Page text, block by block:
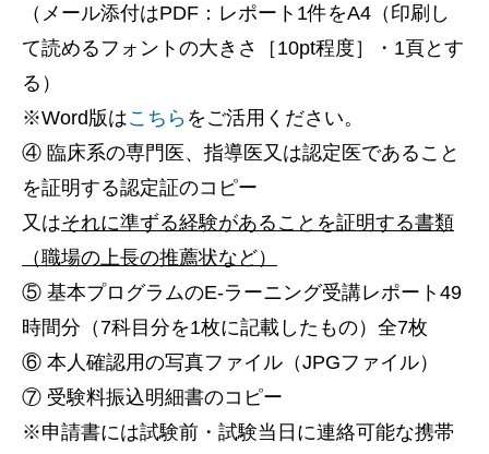
（メール添付はPDF：レポート1件をA4（印刷し
て読めるフォントの大きさ［10pt程度］・1頁とす
る）
※Word版はこちら をご活用ください。
④ 臨床系の専門医、指導医又は認定医であること
を証明する認定証のコピー
又はそれに準ずる経験があることを証明する書類
（職場の上長の推薦状など）
⑤ 基本プログラムのE-ラーニング受講レポート49
時間分（7科目分を1枚に記載したもの）全7枚
⑥ 本人確認用の写真ファイル（JPGファイル）
⑦ 受験料振込明細書のコピー
※申請書には試験前・試験当日に連絡可能な携帯